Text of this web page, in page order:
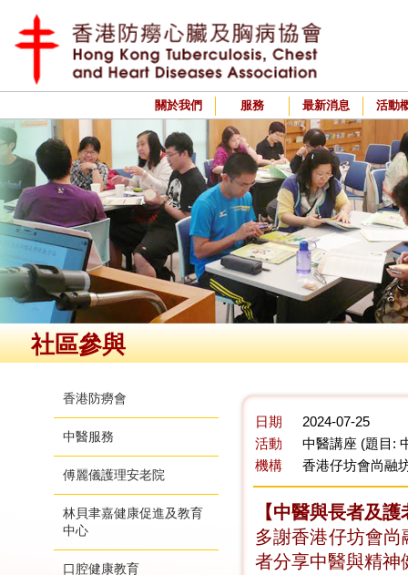
關於我們 服務 最新消息 活動
社區參與
香港防癆會
中醫服務
傅麗儀護理安老院
林貝聿嘉健康促進及教育
中心
口腔健康教育
日期
2024-07-25
活動
中醫講座 (題目:
機構
香港仔坊會尚融
【中醫與長者及
多謝香港仔坊會
者分享中醫與精神